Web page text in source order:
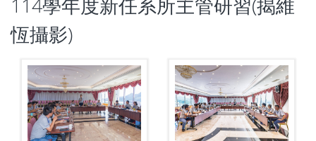
114學年度新任系所主管研習(揭維
恆攝影)